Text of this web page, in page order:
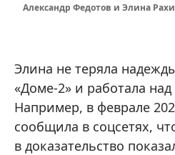
Александр Федотов и Элина
Элина не теряла
«Доме-2» и работала
Например, в феврале
сообщила в соцсетях,
в доказательство